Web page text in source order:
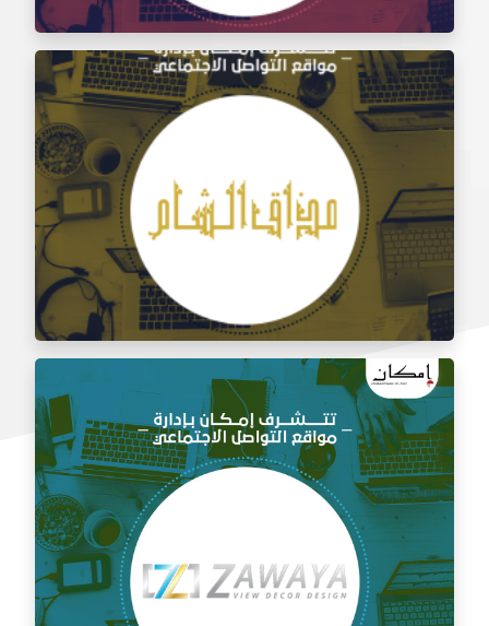
إدارة السوشيال ميديا لمطعم الشامي الأصيل
إدارة مواقع التواصل الاجتماعي لتذوق مطعم الشام